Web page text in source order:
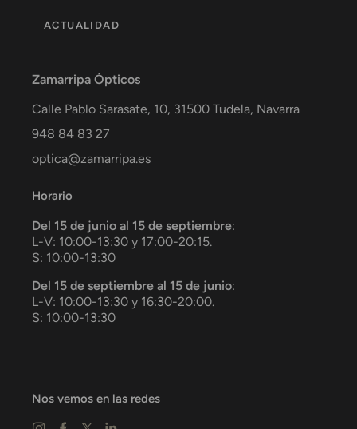
ACTUALIDAD
Zamarripa Ópticos
Calle Pablo Sarasate, 10, 31500 Tudela, Navarra
948 84 83 27
optica@zamarripa.es
Horario
Del 15 de junio al 15 de septiembre:
L-V: 10:00-13:30 y 17:00-20:15.
S: 10:00-13:30
Del 15 de septiembre al 15 de junio:
L-V: 10:00-13:30 y 16:30-20:00.
S: 10:00-13:30
Nos vemos en las redes